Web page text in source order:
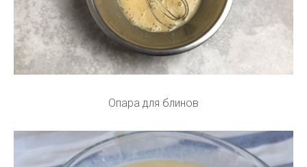
Опара для блинов